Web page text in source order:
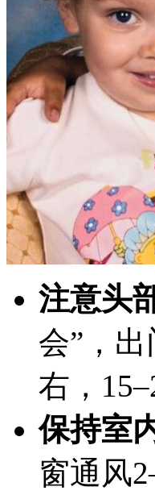
注意头
会”，
右，
保持室
窗通风